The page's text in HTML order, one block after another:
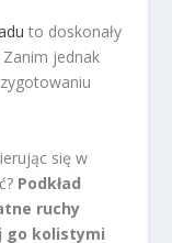
to doskonały
jednak
się w
Podkład
ruchy
go kolistymi